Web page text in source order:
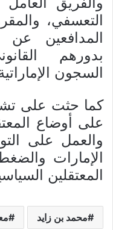
التعسفي،
المدافعين عن
بدورهم
السجون
كما حثت على
على أوضاع
والعمل على
الإمارات
المعتقلين
محمد بن زايد